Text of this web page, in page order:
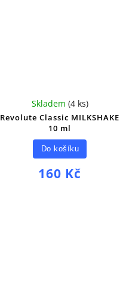
Revolute Classic MILKSHAKE
10 ml
Skladem (4 ks)
160 Kč
Do košíku